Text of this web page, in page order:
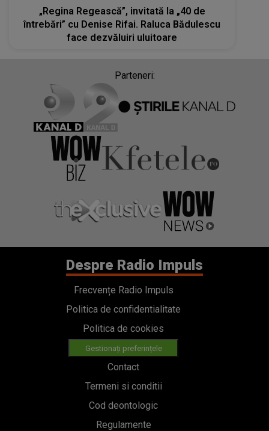
„Regina Regească”, invitată la „40 de
întrebări” cu Denise Rifai. Raluca Bădulescu
face dezvăluiri uluitoare
Parteneri:
Despre Radio Impuls
Frecvențe Radio Impuls
Politica de confidentialitate
Politica de cookies
Gestionați preferințele
Contact
Termeni si conditii
Cod deontologic
Regulamente